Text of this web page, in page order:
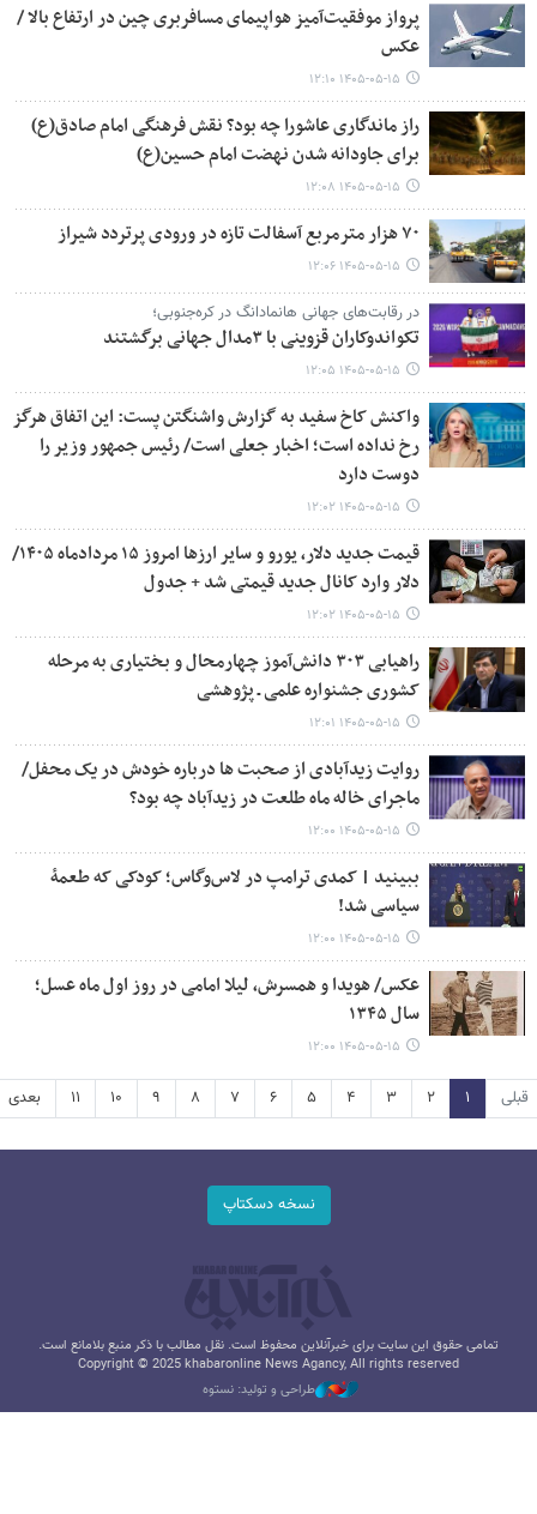
پرواز موفقیت‌آمیز هواپیمای مسافربری چین در ارتفاع بالا /
عکس
۱۴۰۵-۰۵-۱۵ ۱۲:۱۰
راز ماندگاری عاشورا چه بود؟ نقش فرهنگی امام صادق(ع)
برای جاودانه شدن نهضت امام حسین(ع)
۱۴۰۵-۰۵-۱۵ ۱۲:۰۸
۷۰ هزار مترمربع آسفالت تازه در ورودی پرتردد شیراز
۱۴۰۵-۰۵-۱۵ ۱۲:۰۶
در رقابت‌های جهانی هانمادانگ در کره‌جنوبی؛
تکواندوکاران قزوینی با ۳مدال جهانی برگشتند
۱۴۰۵-۰۵-۱۵ ۱۲:۰۵
واکنش کاخ سفید به گزارش واشنگتن پست: این اتفاق هرگز
رخ نداده است؛ اخبار جعلی است/ رئیس جمهور وزیر را
دوست دارد
۱۴۰۵-۰۵-۱۵ ۱۲:۰۲
قیمت جدید دلار، یورو و سایر ارزها امروز ۱۵ مردادماه ۱۴۰۵/
دلار وارد کانال جدید قیمتی شد + جدول
۱۴۰۵-۰۵-۱۵ ۱۲:۰۲
راهیابی ۳۰۳ دانش‌آموز چهارمحال و بختیاری به مرحله
کشوری جشنواره علمی ـ پژوهشی
۱۴۰۵-۰۵-۱۵ ۱۲:۰۱
روایت زیدآبادی از صحبت ها درباره خودش در یک محفل/
ماجرای خاله ماه طلعت در زیدآباد چه بود؟
۱۴۰۵-۰۵-۱۵ ۱۲:۰۰
ببینید | کمدی ترامپ در لاس‌وگاس؛ کودکی که طعمۀ
سیاسی شد!
۱۴۰۵-۰۵-۱۵ ۱۲:۰۰
عکس/ هویدا و همسرش، لیلا امامی در روز اول ماه عسل؛
سال ۱۳۴۵
۱۴۰۵-۰۵-۱۵ ۱۲:۰۰
قبلی ۱ ۲ ۳ ۴ ۵ ۶ ۷ ۸ ۹ ۱۰ ۱۱ بعدی
نسخه دسکتاپ
تمامی حقوق این سایت برای خبرآنلاین محفوظ است. نقل مطالب با ذکر منبع بلامانع است.
Copyright © 2025 khabaronline News Agancy, All rights reserved
طراحی و تولید: نستوه